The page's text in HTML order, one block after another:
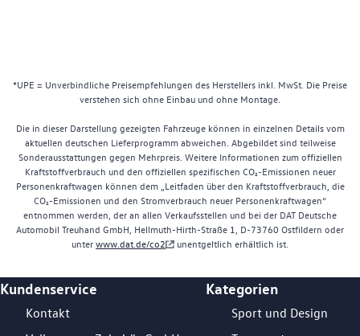
*UPE = Unverbindliche Preisempfehlungen des Herstellers inkl. MwSt. Die Preise
verstehen sich ohne Einbau und ohne Montage.
Die in dieser Darstellung gezeigten Fahrzeuge können in einzelnen Details vom
aktuellen deutschen Lieferprogramm abweichen. Abgebildet sind teilweise
Sonderausstattungen gegen Mehrpreis. Weitere Informationen zum offiziellen
Kraftstoffverbrauch und den offiziellen spezifischen CO₂-Emissionen neuer
Personenkraftwagen können dem „Leitfaden über den Kraftstoffverbrauch, die
CO₂-Emissionen und den Stromverbrauch neuer Personenkraftwagen“
entnommen werden, der an allen Verkaufsstellen und bei der DAT Deutsche
Automobil Treuhand GmbH, Hellmuth-Hirth-Straße 1, D-73760 Ostfildern oder
unterwww.dat.de/co2 unentgeltlich erhältlich ist.
Footer Teaser
Kundenservice
Kontakt
Kategorien
Sport und Design